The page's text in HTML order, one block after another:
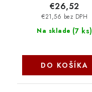
Na sklade (7 ks)
€21,56 bez DPH
€26,52
DO KOŠÍKA